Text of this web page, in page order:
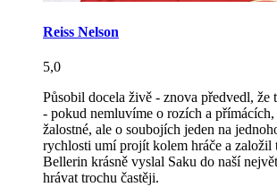
Reiss Nelson
5,0
Působil docela živě - znova předvedl, že
- pokud nemluvíme o rozích a přímácích,
žalostné, ale o soubojích jeden na
rychlosti umí projít kolem hráče a založil
Bellerin krásně vyslal Saku do naší
hrávat trochu častěji.